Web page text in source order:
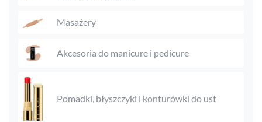
Masażery
Akcesoria do manicure i pedicure
Pomadki, błyszczyki i konturówki do ust